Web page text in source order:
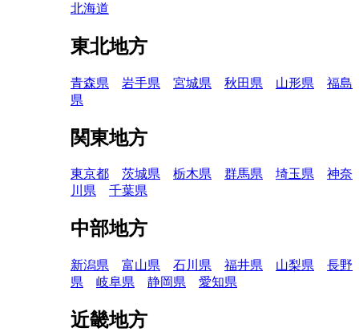
北海道
東北地方
青森県 岩手県 宮城県 秋田県 山形県
福島
県
関東地方
東京都 茨城県 栃木県 群馬県 埼玉県
神奈
川県
千葉県
中部地方
新潟県 富山県 石川県 福井県 山梨県
長野
県
岐阜県 静岡県 愛知県
近畿地方